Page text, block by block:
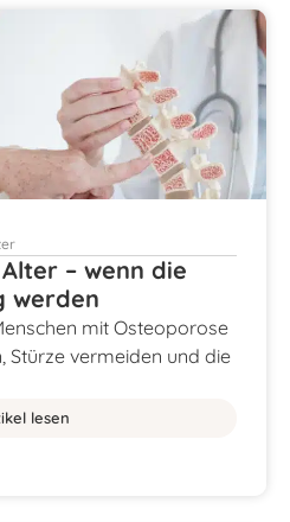
– wenn die
werden
mit Osteoporose
Stürze vermeiden und die
lesen